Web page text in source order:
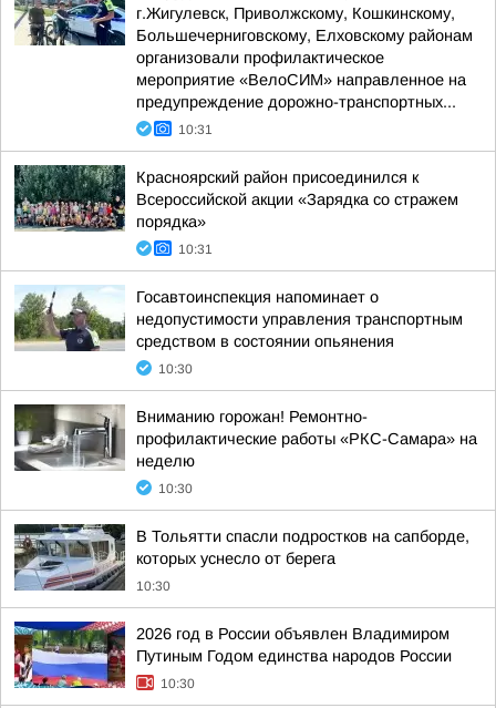
г.Жигулевск, Приволжскому, Кошкинскому,
Большечерниговскому, Елховскому районам
организовали профилактическое
мероприятие «ВелоСИМ» направленное на
предупреждение дорожно-транспортных...
10:31
Красноярский район присоединился к
Всероссийской акции «Зарядка со стражем
порядка»
10:31
Госавтоинспекция напоминает о
недопустимости управления транспортным
средством в состоянии опьянения
10:30
Вниманию горожан! Ремонтно-
профилактические работы «РКС-Самара» на
неделю
10:30
В Тольятти спасли подростков на сапборде,
которых уснесло от берега
10:30
2026 год в России объявлен Владимиром
Путиным Годом единства народов России
10:30